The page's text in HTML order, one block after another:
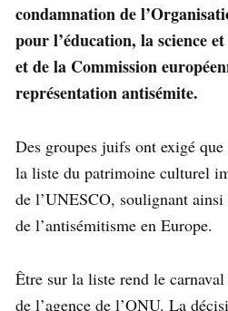
condamnation de
pour l’éducation, la science
et de la Commission
représentation antisémite.
Des groupes juifs ont exigé
la liste du patrimoine culturel
de l’UNESCO, soulignant
de l’antisémitisme en Europe.
Être sur la liste rend le
de l’agence de l’ONU. La